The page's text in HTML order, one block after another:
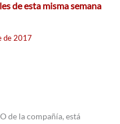
de esta misma semana
de 2017
de la compañía, está